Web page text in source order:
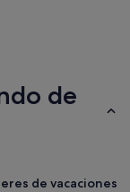
de
de vacaciones